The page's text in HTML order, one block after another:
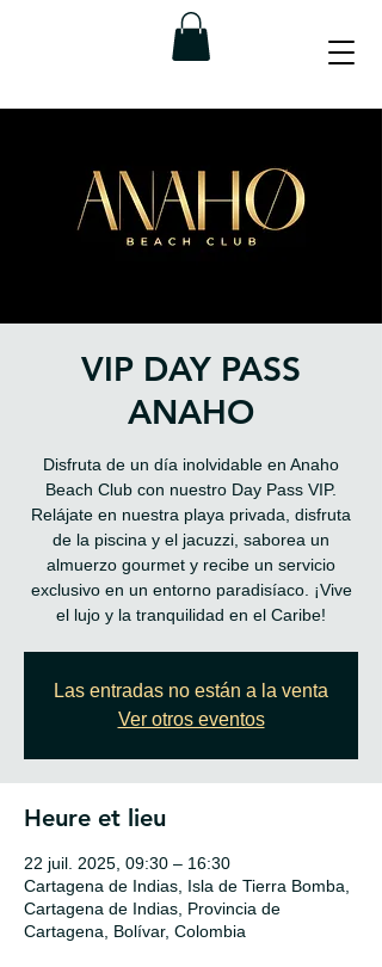
VIP DAY PASS
ANAHO
Disfruta de un día inolvidable en Anaho
Beach Club con nuestro Day Pass VIP.
Relájate en nuestra playa privada, disfruta
de la piscina y el jacuzzi, saborea un
almuerzo gourmet y recibe un servicio
exclusivo en un entorno paradisíaco. ¡Vive
el lujo y la tranquilidad en el Caribe!
Las entradas no están a la venta
Ver otros eventos
Heure et lieu
22 juil. 2025, 09:30 – 16:30
Cartagena de Indias, Isla de Tierra Bomba,
Cartagena de Indias, Provincia de
Cartagena, Bolívar, Colombia